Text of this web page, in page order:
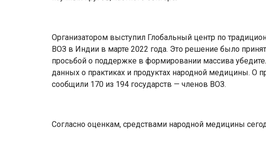
Организатором выступил Глобальный центр по
ВОЗ в Индии в марте 2022 года. Это решение было
просьбой о поддержке в формировании массива
данных о практиках и продуктах народной медицины. О
сообщили 170 из 194 государств — членов ВОЗ.
Согласно оценкам, средствами народной медицины